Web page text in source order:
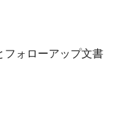
フォローアップ文書